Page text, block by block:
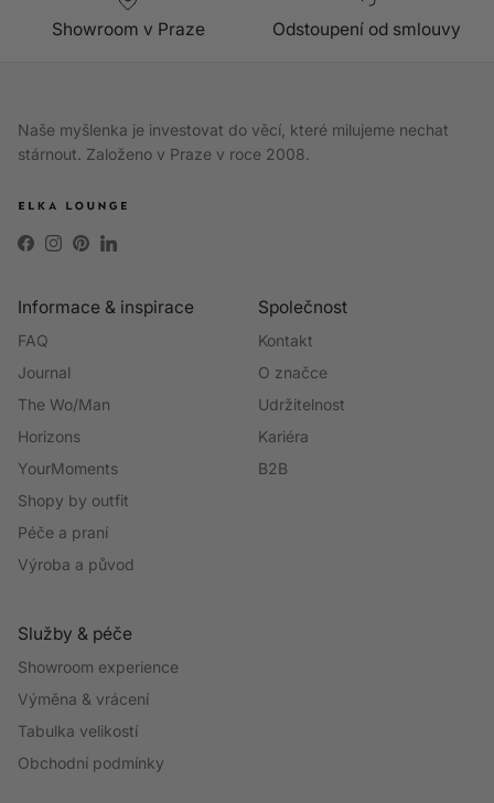
Showroom v Praze Odstoupení od smlouvy
Naše myšlenka je investovat do věcí, které milujeme nechat
stárnout. Založeno v Praze v roce 2008.
Facebook
Instagram
PinterestLinkedIn
Informace & inspirace
FAQ
Journal
The Wo/Man
Horizons
YourMoments
Shopy by outfit
Péče a praní
Výroba a původ
Společnost
Kontakt
O značce
Udržitelnost
Kariéra
B2B
Služby & péče
Showroom experience
Výměna & vrácení
Tabulka velikostí
Obchodní podmínky